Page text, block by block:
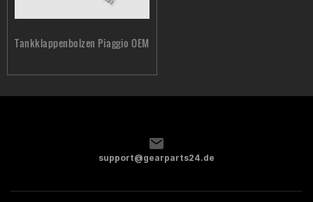
Tankklappenbolzen Piaggio OEM
support@gearparts24.de